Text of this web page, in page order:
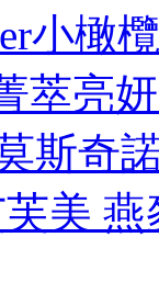
小橄
萃亮
斯奇
美